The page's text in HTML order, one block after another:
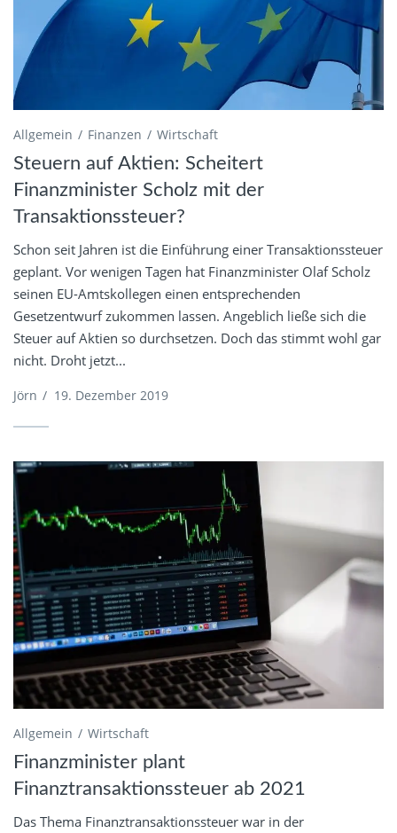
Allgemein Finanzen Wirtschaft
Steuern auf Aktien: Scheitert
Finanzminister Scholz mit der
Transaktionssteuer?
Schon seit Jahren ist die Einführung einer Transaktionssteuer
geplant. Vor wenigen Tagen hat Finanzminister Olaf Scholz
seinen EU-Amtskollegen einen entsprechenden
Gesetzentwurf zukommen lassen. Angeblich ließe sich die
Steuer auf Aktien so durchsetzen. Doch das stimmt wohl gar
nicht. Droht jetzt...
Jörn / 19. Dezember 2019
Allgemein Wirtschaft
Finanzminister plant
Finanztransaktionssteuer ab 2021
Das Thema Finanztransaktionssteuer war in der